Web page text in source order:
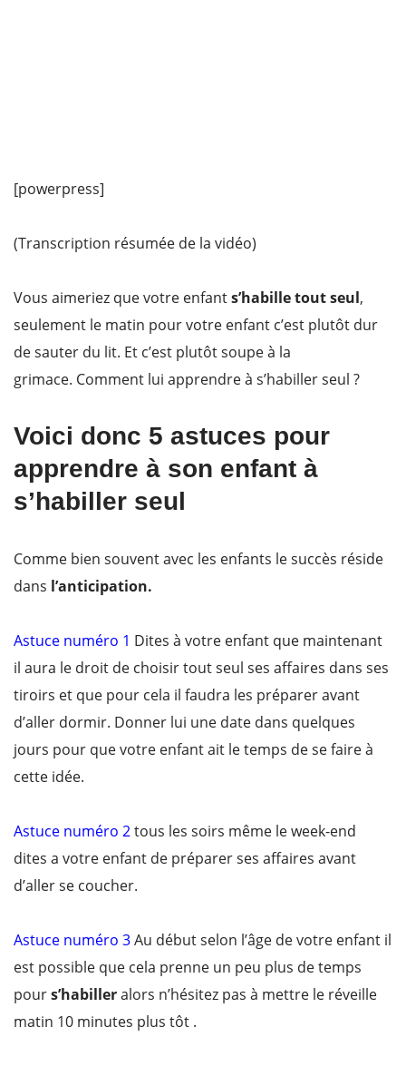
[powerpress]
(Transcription résumée de la vidéo)
Vous aimeriez que votre enfants’habille tout seul,
seulement le matin pour votre enfant c’est plutôt dur
de sauter du lit. Et c’est plutôt soupe à la
grimace. Comment lui apprendre à s’habiller seul ?
Voici donc 5 astuces pour
apprendre à son enfant à
s’habiller seul
Comme bien souvent avec les enfants le succès réside
dans l’anticipation.
Astuce numéro 1 Dites à votre enfant que maintenant
il aura le droit de choisir tout seul ses affaires dans ses
tiroirs et que pour cela il faudra les préparer avant
d’aller dormir. Donner lui une date dans quelques
jours pour que votre enfant ait le temps de se faire à
cette idée.
Astuce numéro 2tous les soirs même le week-end
dites a votre enfant de préparer ses affaires avant
d’aller se coucher.
Astuce numéro 3Au début selon l’âge de votre enfant il
est possible que cela prenne un peu plus de temps
pours’habilleralors n’hésitez pas à mettre le réveille
matin 10 minutes plus tôt .